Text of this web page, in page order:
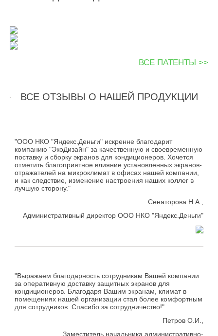
ВСЕ ПАТЕНТЫ >>
ВСЕ ОТЗЫВЫ О НАШЕЙ ПРОДУКЦИИ
"ООО НКО "Яндекс.Деньги" искренне благодарит
компанию "ЭкоДизайн" за качественную и своевременную
поставку и сборку экранов для кондиционеров. Хочется
отметить благоприятное влияние установленных экранов-
отражателей на микроклимат в офисах нашей компании,
и как следствие, изменение настроения наших коллег в
лучшую сторону."
Сенаторова Н.А.,
Административный директор ООО НКО "Яндекс.Деньги"
"Выражаем благодарность сотрудникам Вашей компании
за оперативную доставку защитных экранов для
кондиционеров. Благодаря Вашим экранам, климат в
помещениях нашей организации стал более комфортным
для сотрудников. Спасибо за сотрудничество!"
Петров О.И.,
Заместитель начальника административно-